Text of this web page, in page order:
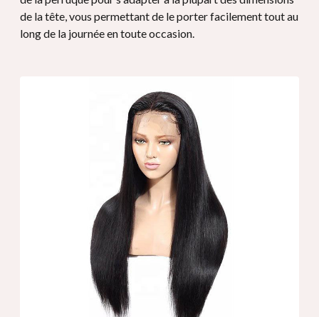
de la tête, vous permettant de le porter facilement tout au
long de la journée en toute occasion.